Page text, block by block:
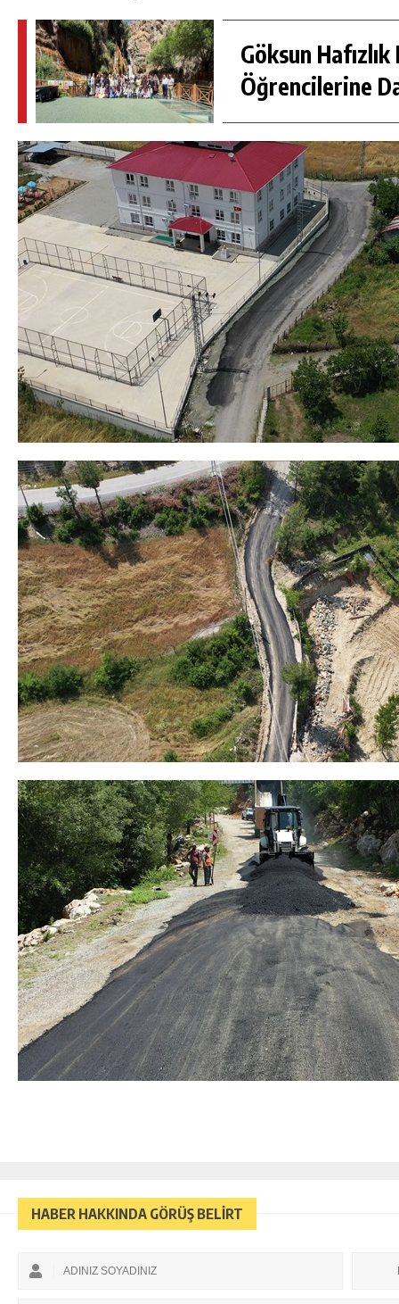
Göksun Hafızlık
Öğrencilerine
HABER HAKKINDA GÖRÜŞ BELİRT